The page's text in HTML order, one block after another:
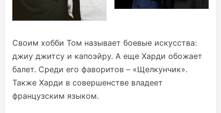
Своим хобби Том называет боевые искусства:
джиу джитсу и капоэйру. А еще Харди обожает
балет. Среди его фаворитов – «Щелкунчик».
Также Харди в совершенстве владеет
французским языком.